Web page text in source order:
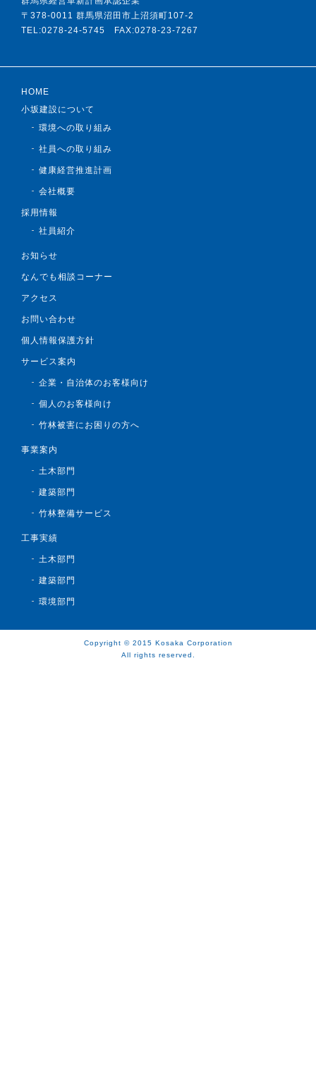
〒378-0011 群馬県沼田市上沼須町107-2
TEL:0278-24-5745 FAX:0278-23-7267
HOME
小坂建設について
環境への取り組み
社員への取り組み
健康経営推進計画
会社概要
採用情報
社員紹介
お知らせ
なんでも相談コーナー
アクセス
お問い合わせ
個人情報保護方針
サービス案内
企業・自治体のお客様向け
個人のお客様向け
竹林被害にお困りの方へ
事業案内
土木部門
建築部門
竹林整備サービス
工事実績
土木部門
建築部門
環境部門
Copyright © 2015 Kosaka Corporation
All rights reserved.